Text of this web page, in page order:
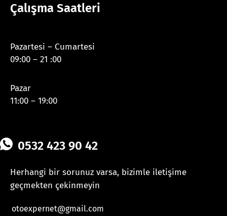
Çalışma Saatleri
Pazartesi – Cumartesi
09:00 – 21 :00
Pazar
11:00 – 19:00
0532 423 90 42
Herhangi bir sorunuz varsa, bizimle iletişime
geçmekten çekinmeyin
otoexpernet@gmail.com